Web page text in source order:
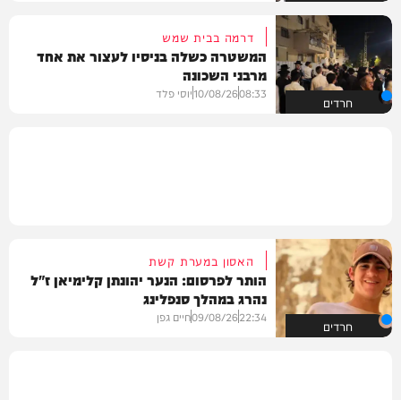
חרדים
דרמה בבית שמש
המשטרה כשלה בניסיו לעצור את אחד
מרבני השכונה
08:33
10/08/26יוסי פלד
חרדים
האסון במערת קשת
הותר לפרסום: הנער יהונתן קלימיאן ז"ל
נהרג במהלך סנפלינג
22:34
09/08/26חיים גפן